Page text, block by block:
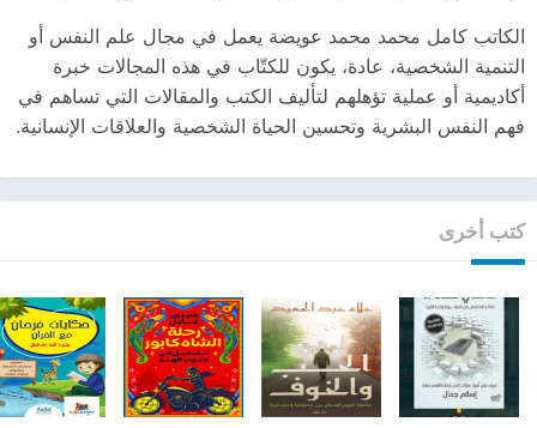
الكاتب كامل محمد محمد عويضة يعمل في مجال علم النفس أو
التنمية الشخصية، عادة، يكون للكتّاب في هذه المجالات خبرة
أكاديمية أو عملية تؤهلهم لتأليف الكتب والمقالات التي تساهم في
فهم النفس البشرية وتحسين الحياة الشخصية والعلاقات الإنسانية.
كتب أخرى